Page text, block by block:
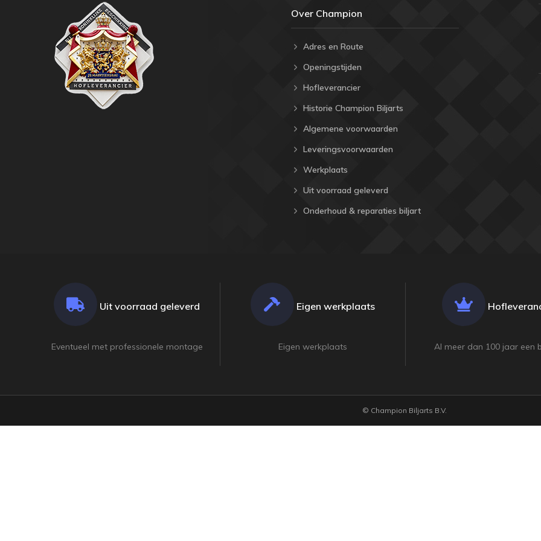
Over Champion
Adres en Route
Openingstijden
Hofleverancier
Historie Champion Biljarts
Algemene voorwaarden
Leveringsvoorwaarden
Werkplaats
Uit voorraad geleverd
Onderhoud & reparaties biljart
Uit voorraad geleverd
Eventueel met professionele montage
Eigen werkplaats
Eigen werkplaats Al meer dan 100 jaar een
© Champion Biljarts B.V.